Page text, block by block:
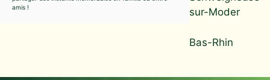
amis !
sur-Moder
Bas-Rhin